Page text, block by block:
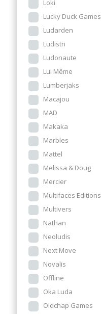
Loki
Lucky Duck Games
Ludarden
Ludistri
Ludonaute
Lui Même
Lumberjaks
Macajou
MAD
Makaka
Marbles
Mattel
Melissa & Doug
Mercier
Multifaces Editions
Multivers
Nathan
Neoludis
Next Move
Novalis
Offline
Oka Luda
Oldchap Games